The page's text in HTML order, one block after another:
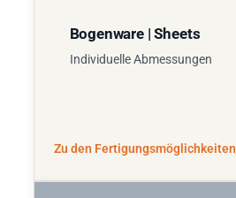
Bogenware | Sheets
Individuelle Abmessungen
Zu den Fertigungsmöglichkeiten